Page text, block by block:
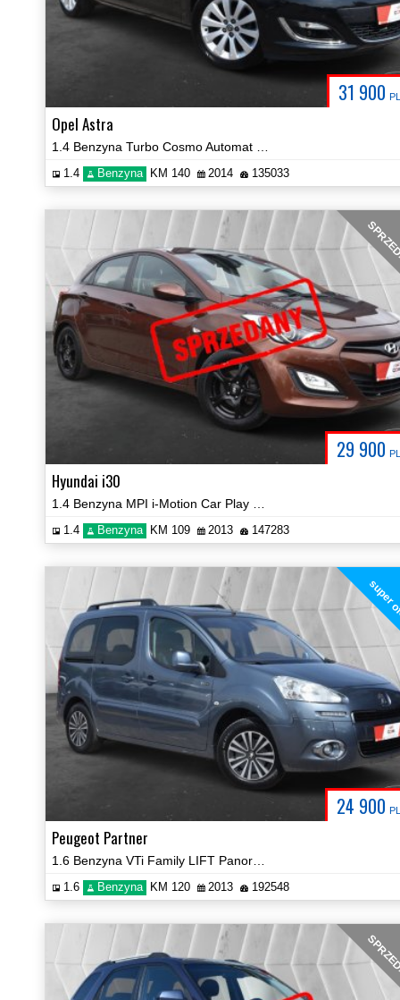
31 900
Opel Astra
1.4 Benzyna KM 140 2014 135033
29 900
Hyundai i30
1.4 Benzyna KM 109 2013 147283
24 900
Peugeot Partner
1.6 Benzyna KM 120 2013 192548